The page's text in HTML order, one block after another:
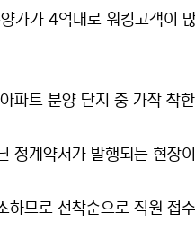
가가 4억대로 워킹고객이
파트 분양 단지 중 가작 착
정계약서가 발행되는 현장
하므로 선착순으로 직원 접